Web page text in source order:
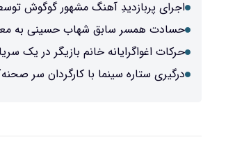
اجرای پربازدیدِ آهنگ مشهور گوگوش
حسادت همسر سابق شهاب حسینی به
حرکات اغواگرایانه خانم بازیگر در یک
درگیری ستاره سینما با کارگردان سر